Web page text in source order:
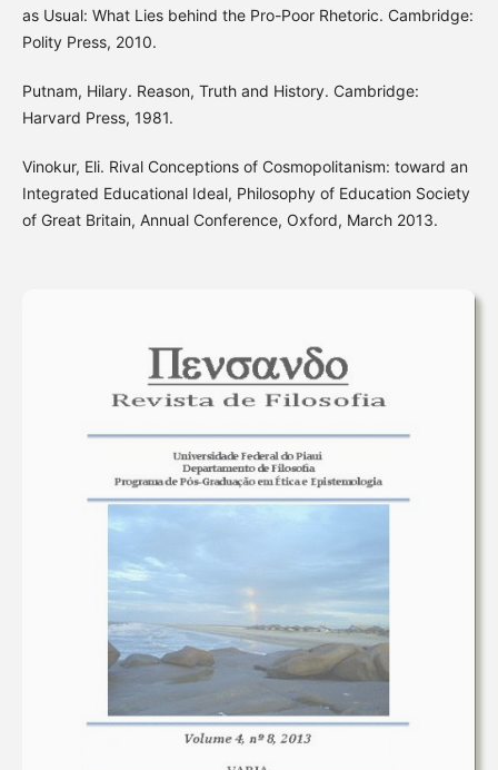
as Usual: What Lies behind the Pro-Poor Rhetoric. Cambridge:
Polity Press, 2010.
Putnam, Hilary. Reason, Truth and History. Cambridge:
Harvard Press, 1981.
Vinokur, Eli. Rival Conceptions of Cosmopolitanism: toward an
Integrated Educational Ideal, Philosophy of Education Society
of Great Britain, Annual Conference, Oxford, March 2013.